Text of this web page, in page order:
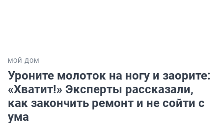
МОЙ ДОМ
Уроните молоток на ногу и заорите:
«Хватит!» Эксперты рассказали,
как закончить ремонт и не сойти с
ума